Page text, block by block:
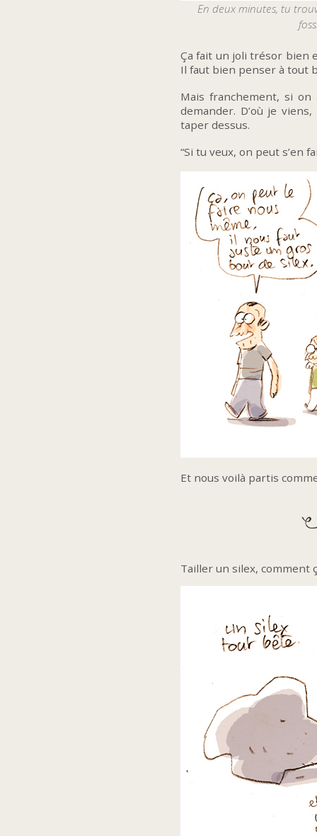
En deux minutes, tu
Ça fait un joli trésor bien
Il faut bien penser à tout
Mais franchement, si
demander. D’où je
taper dessus.
“Si tu veux, on peut s’en
Et nous voilà partis
Tailler un silex, comment